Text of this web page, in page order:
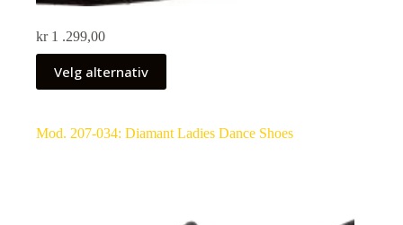
kr1 .299,00
Velg alternativ
Mod. 207-034: Diamant Ladies Dance Shoes